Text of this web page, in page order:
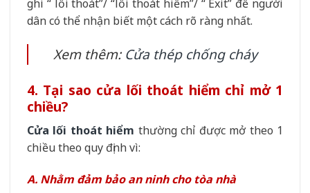
ghi “ lối thoát”/ “lối thoát hiểm”/ “ Exit” để người
dân có thể nhận biết một cách rõ ràng nhất.
Xem thêm: Cửa thép chống cháy
4. Tại sao cửa lối thoát hiểm chỉ mở 1
chiều?
Cửa lối thoát hiểm thường chỉ được mở theo 1
chiều theo quy định vì:
A. Nhằm đảm bảo an ninh cho tòa nhà